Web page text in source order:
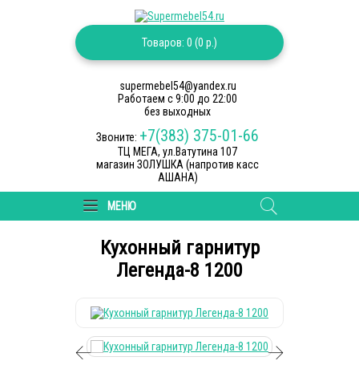
Товаров: 0 (0 р.)
supermebel54@yandex.ru
Работаем c 9:00 до 22:00
без выходных
Звоните: +7(383) 375-01-66
ТЦ МЕГА, ул.Ватутина 107
магазин ЗОЛУШКА (напротив касс
АШАНА)
МЕНЮ
Кухонный гарнитур
Легенда-8 1200